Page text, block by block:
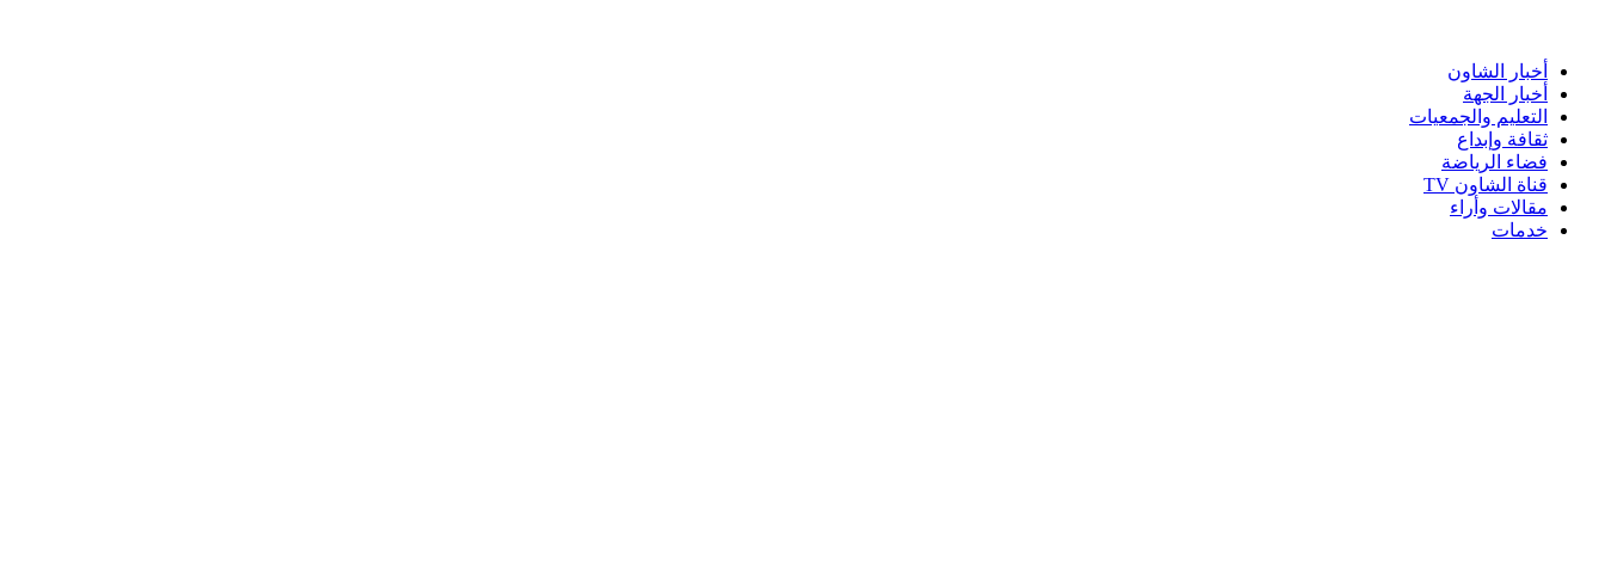
أخبار الشاون
أخبار الجهة
التعليم والجمعيات
ثقافة وإبداع
فضاء الرياضة
قناة الشاون TV
مقالات وأراء
خدمات